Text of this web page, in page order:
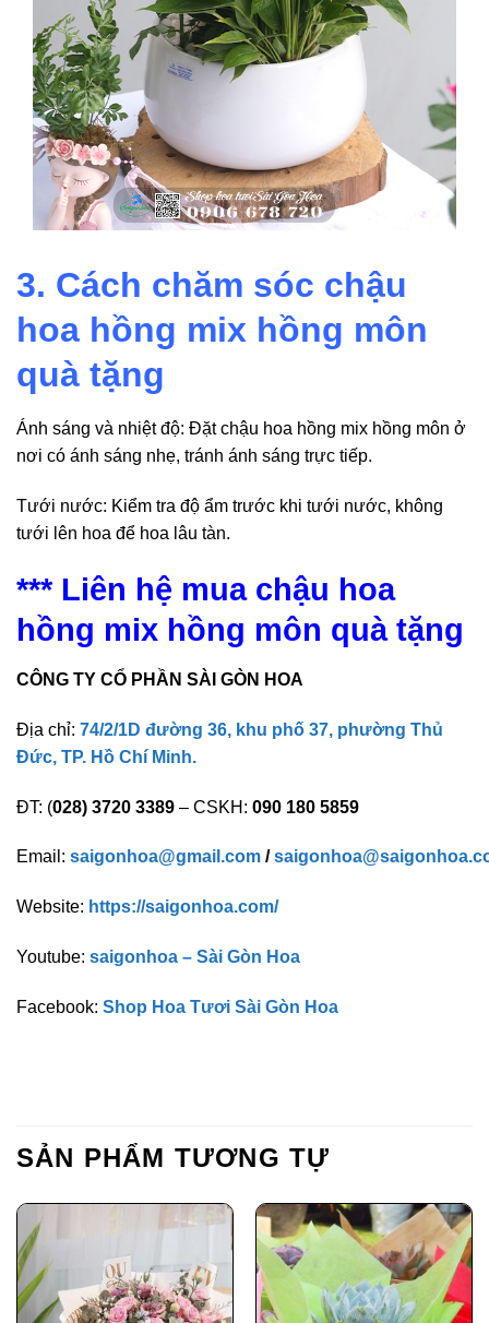
3. Cách chăm sóc chậu
hoa hồng mix hồng môn
quà tặng
Ánh sáng và nhiệt độ: Đặt chậu hoa hồng mix hồng môn ở
nơi có ánh sáng nhẹ, tránh ánh sáng trực tiếp.
Tưới nước: Kiểm tra độ ẩm trước khi tưới nước, không
tưới lên hoa để hoa lâu tàn.
*** Liên hệ mua chậu hoa
hồng mix hồng môn quà tặng
CÔNG TY CỔ PHẦN SÀI GÒN HOA
Địa chỉ: 74/2/1D đường 36, khu phố 37, phường Thủ
Đức, TP. Hồ Chí Minh.
ĐT: (028) 3720 3389 – CSKH: 090 180 5859
Email: saigonhoa@gmail.com /
Website: https://saigonhoa.com/
Youtube: saigonhoa – Sài Gòn Hoa
Facebook: Shop Hoa Tươi Sài Gòn Hoa
SẢN PHẨM TƯƠNG TỰ